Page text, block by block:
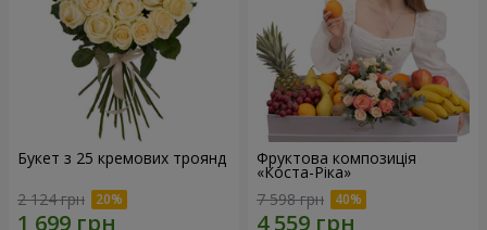
Букет з 25 кремових троянд
2 124 грн
Фруктова композиція
«Коста-Ріка»
7 598 грн